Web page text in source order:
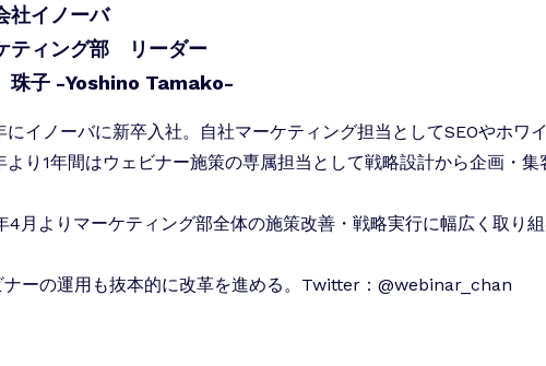
社イノーバ
ティング部 リーダー
子 -Yoshino Tamako-
にイノーバに新卒入社。自社マーケティング担当としてSEOやホワ
より1年間はウェビナー施策の専属担当として戦略設計から企画・
4月よりマーケティング部全体の施策改善・戦略実行に幅広く取り組
ナーの運用も抜本的に改革を進める。Twitter：@webinar_chan